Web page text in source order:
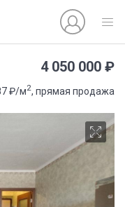
4 050 000 ₽
₽/м2, прямая продажа